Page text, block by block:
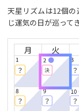
天星リズムは12個
じ運気の日が巡って